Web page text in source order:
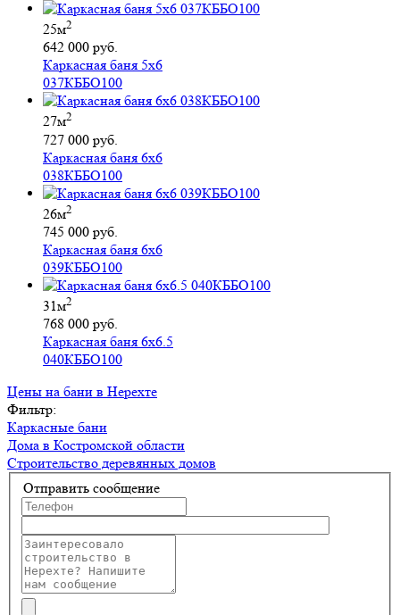
25м2
642 000 руб.
Каркасная баня 5х6
037КББО100
27м2
727 000 руб.
Каркасная баня 6х6
038КББО100
26м2
745 000 руб.
Каркасная баня 6х6
039КББО100
31м2
768 000 руб.
Каркасная баня 6х6.5
040КББО100
Цены на бани в Нерехте
Фильтр:
Каркасные бани
Дома в Костромской области
Строительство деревянных домов
Отправить сообщение